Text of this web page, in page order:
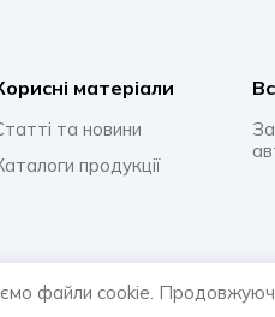
матеріали
та новини
продукції
файли cookie.